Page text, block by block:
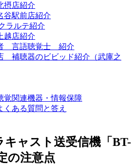
店紹介
駅前店紹介
ラルテ紹介
店紹介
言語聴覚士 紹介
補聴器のビビッド紹介（武庫之
覚関連機器・情報保障
ある質問と答え
キャスト送受信機「BT-
の注意点